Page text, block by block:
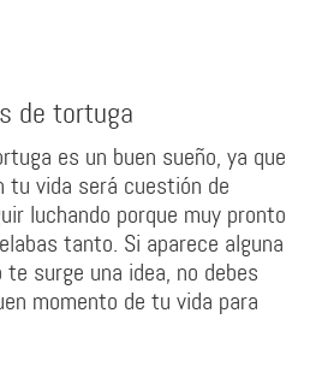
de tortuga
es un buen sueño, ya que
tu vida será cuestión de
luchando porque muy pronto
tanto. Si aparece alguna
surge una idea, no debes
momento de tu vida para